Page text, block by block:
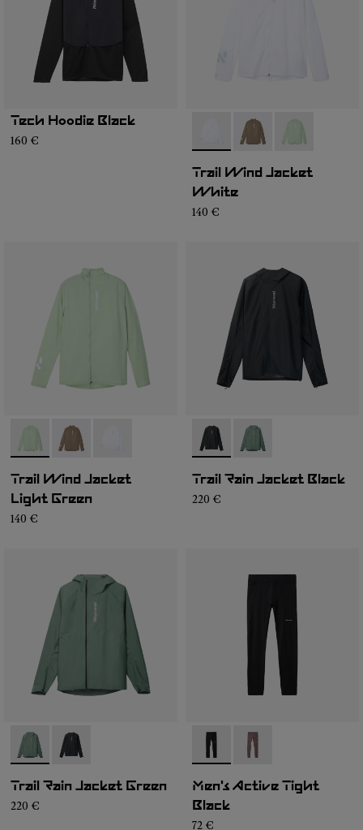
Tech Hoodie Black
160 € - N1CMWJ1-001- N1CMWJ1-003
- N1CMWJ1-
Trail Wind Jacket
White
140 €
- N1CMWJ1-002- N1CMWJ1-003
Trail Wind Jacket
Light Green
140 €
- N2CMRJ1-001- N2CMRJ1-002
Trail Rain Jacket Black
220 €
- N2CMRJ1-002- N2CMRJ1-001
Trail Rain Jacket Green
220 €
- N2CMAT1-001- N2CMAT1-002
Men's Active Tight
Black
72 €